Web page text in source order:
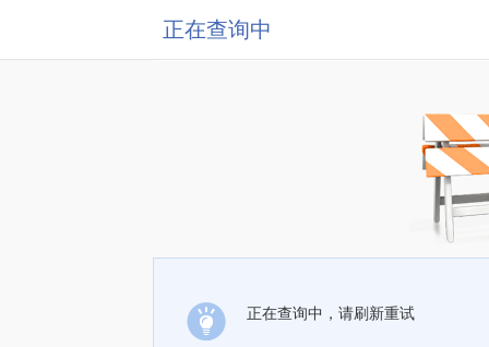
正在查询中
正在查询中，请刷新重试